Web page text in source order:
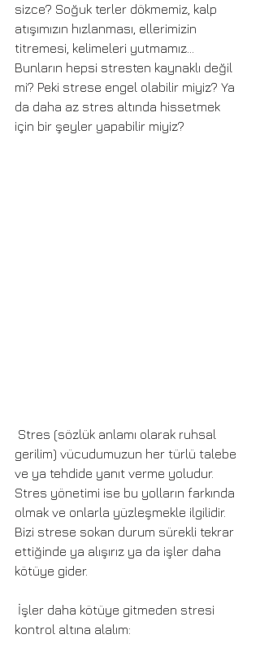
sizce? Soğuk terler dökmemiz, kalp
atışımızın hızlanması, ellerimizin
titremesi, kelimeleri yutmamız…
Bunların hepsi stresten kaynaklı değil
mi? Peki strese engel olabilir miyiz? Ya
da daha az stres altında hissetmek
için bir şeyler yapabilir miyiz?
gerilim) vücudumuzun her türlü talebe
ve ya tehdide yanıt verme yoludur.
Stres yönetimi ise bu yolların farkında
olmak ve onlarla yüzleşmekle ilgilidir.
Bizi strese sokan durum sürekli tekrar
ettiğinde ya alışırız ya da işler daha
kötüye gider.
kontrol altına alalım: